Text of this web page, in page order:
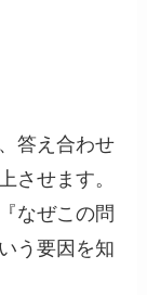
答え合わせ
させます。
なぜこの問
う要因を知